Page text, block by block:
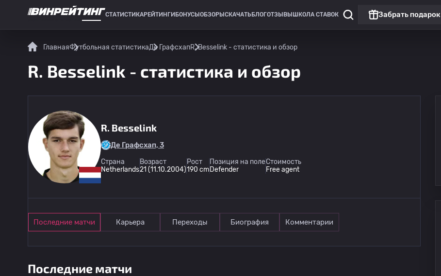
СТАТИСТИКАРЕЙТИНГИ БОНУСЫ ОБЗОРЫ СКАЧАТЬ БЛОГОТЗЫВЫ ШКОЛА СТАВОК Забрать подарок
ГлавнаяФутбольная статистикаДе ГрафсхапR. Besselink - статистика и обзор
R. Besselink - статистика и обзор
R. Besselink
Де Графсхап, 3
Страна
Netherlands
Возраст
21 (11.10.2004)
Рост
190 cm
Позиция на поле
Defender
Стоимость
Free agent
Последние матчи Карьера Переходы Биография Комментарии
Последние матчи